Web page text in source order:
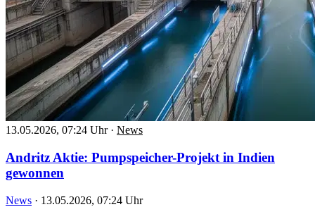
13.05.2026, 07:24 Uhr · News
Andritz Aktie: Pumpspeicher-Projekt in Indien
gewonnen
News · 13.05.2026, 07:24 Uhr